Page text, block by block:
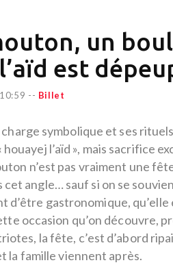
un
est
-- Billet
charge symbolique et ses
l’aïd », mais sacrifice
n’est pas vraiment une
cet angle… sauf si on se
gastronomique, qu’elle
occasion qu’on découvre,
la fête, c’est d’abord
la famille viennent après.